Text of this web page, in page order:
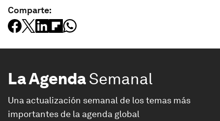
Comparte:
La AgendaSemanal
Una actualización semanal de los temas más
importantes de la agenda global